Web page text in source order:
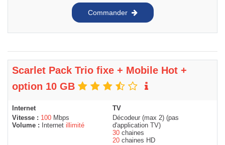
Commander
Scarlet Pack Trio fixe + Mobile Hot +
option 10 GB
Internet
Vitesse : 100 Mbps
Volume :
Internet illimité
TV
Décodeur (max 2) (pas
d'application TV)
30 chaines
20 chaines HD